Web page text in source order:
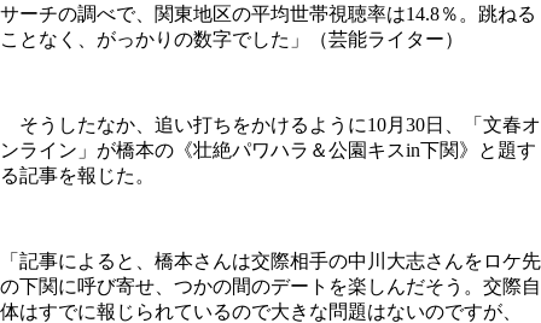
サーチの調べで、関東地区の平均世帯視聴率は14.8％。跳ねる
ことなく、がっかりの数字でした」（芸能ライター）
そうしたなか、追い打ちをかけるように10月30日、「文春オ
ンライン」が橋本の《壮絶パワハラ＆公園キスin下関》と題す
る記事を報じた。
「記事によると、橋本さんは交際相手の中川大志さんをロケ先
の下関に呼び寄せ、つかの間のデートを楽しんだそう。交際自
体はすでに報じられているので大きな問題はないのですが、